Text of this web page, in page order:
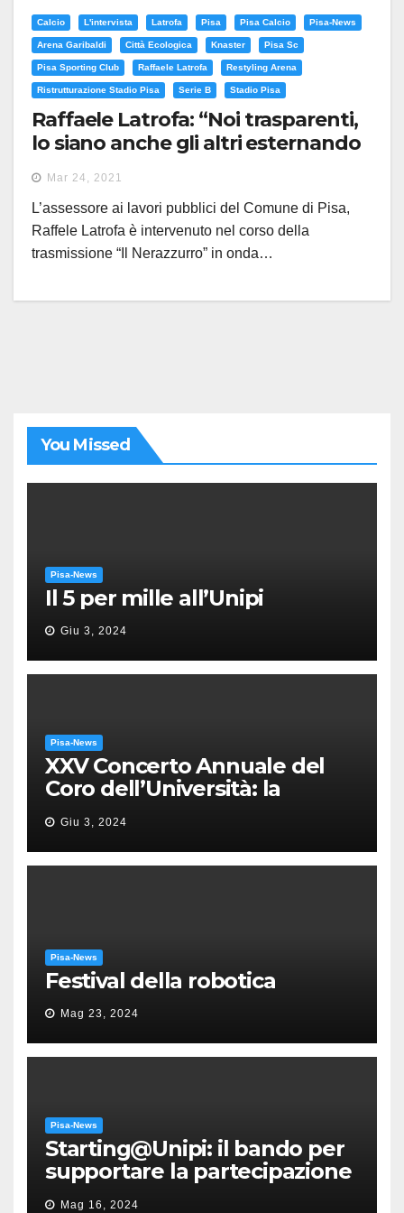
Calcio L'intervista Latrofa Pisa Pisa Calcio Pisa-News
Arena Garibaldi Città Ecologica Knaster Pisa Sc
Pisa Sporting Club Raffaele Latrofa Restyling Arena
Ristrutturazione Stadio Pisa Serie B Stadio Pisa
Raffaele Latrofa: “Noi trasparenti,
lo siano anche gli altri esternando
avversità verso restyling Arena
Garibaldi e Pisa”
Mar 24, 2021
L’assessore ai lavori pubblici del Comune di Pisa,
Raffele Latrofa è intervenuto nel corso della
trasmissione “Il Nerazzurro” in onda…
You Missed
Pisa-News
Il 5 per mille all’Unipi
Giu 3, 2024
Pisa-News
XXV Concerto Annuale del
Coro dell’Università: la
“Messa in gloria” di Giacomo
Puccini
Giu 3, 2024
Pisa-News
Festival della robotica
Mag 23, 2024
Pisa-News
Starting@Unipi: il bando per
supportare la partecipazione
all’ERC Starting Grant
Mag 16, 2024